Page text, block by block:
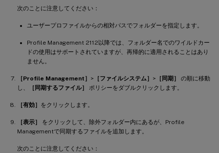
次のことに注意してください：
ユーザープロファイルからの相対パスでフォルダーを指定します。
Profile Management 2112以降では、フォルダー名でのワイルドカー
ドの使用はサポートされていますが、再帰的に適用されることはあり
ません。
［Profile Management］ > ［ファイルシステム］ > ［同期］
の順に移動
し、
［同期するファイル］ ポリシーをダブルクリックします。
［有効］ をクリックします。
［表示］
をクリックして、除外フォルダー内にあるが、Profile
Managementで同期するファイルを追加します。
次のことに注意してください：